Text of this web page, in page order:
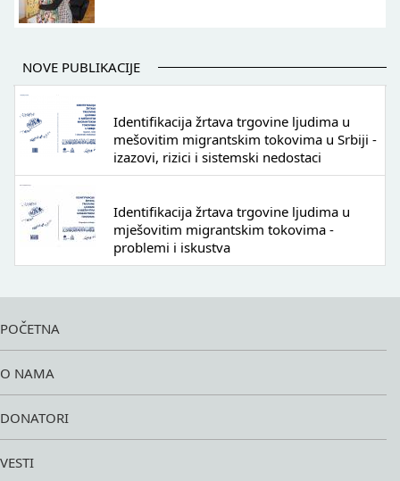
NOVE PUBLIKACIJE
Identifikacija žrtava trgovine ljudima u
mešovitim migrantskim tokovima u Srbiji -
izazovi, rizici i sistemski nedostaci
Identifikacija žrtava trgovine ljudima u
mješovitim migrantskim tokovima -
problemi i iskustva
POČETNA
O NAMA
DONATORI
VESTI